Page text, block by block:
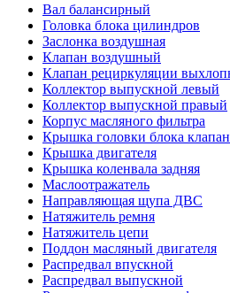
Вал балансирный
Головка блока цилиндров
Заслонка воздушная
Клапан воздушный
Клапан рециркуляции
Коллектор выпускной левый
Коллектор выпускной правый
Корпус масляного фильтра
Крышка головки блока
Крышка двигателя
Крышка коленвала задняя
Маслоотражатель
Направляющая щупа ДВС
Натяжитель ремня
Натяжитель цепи
Поддон масляный двигателя
Распредвал впускной
Распредвал выпускной